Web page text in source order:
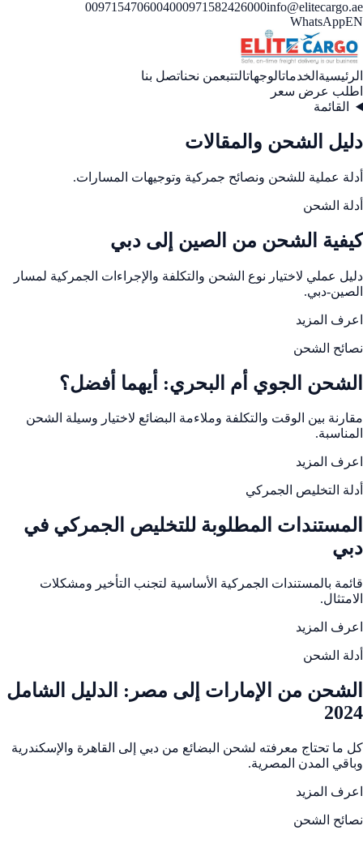
0097154706004000971582426000info@elitecargo.ae
WhatsAppEN
الرئيسية الخدماتالوجهاتالتتبعمن نحناتصل بنا
اطلب عرض سعر
القائمة
دليل الشحن والمقالات
أدلة عملية للشحن ونصائح جمركية وتوجيهات المسارات.
أدلة الشحن
كيفية الشحن من الصين إلى دبي
دليل عملي لاختيار نوع الشحن والتكلفة والإجراءات الجمركية لمسار
الصين-دبي.
اعرف المزيد
نصائح الشحن
الشحن الجوي أم البحري: أيهما أفضل؟
مقارنة بين الوقت والتكلفة وملاءمة البضائع لاختيار وسيلة الشحن
المناسبة.
اعرف المزيد
أدلة التخليص الجمركي
المستندات المطلوبة للتخليص الجمركي في
دبي
قائمة بالمستندات الجمركية الأساسية لتجنب التأخير ومشكلات
الامتثال.
اعرف المزيد
أدلة الشحن
الشحن من الإمارات إلى مصر: الدليل الشامل
2024
كل ما تحتاج معرفته لشحن البضائع من دبي إلى القاهرة والإسكندرية
وباقي المدن المصرية.
اعرف المزيد
نصائح الشحن